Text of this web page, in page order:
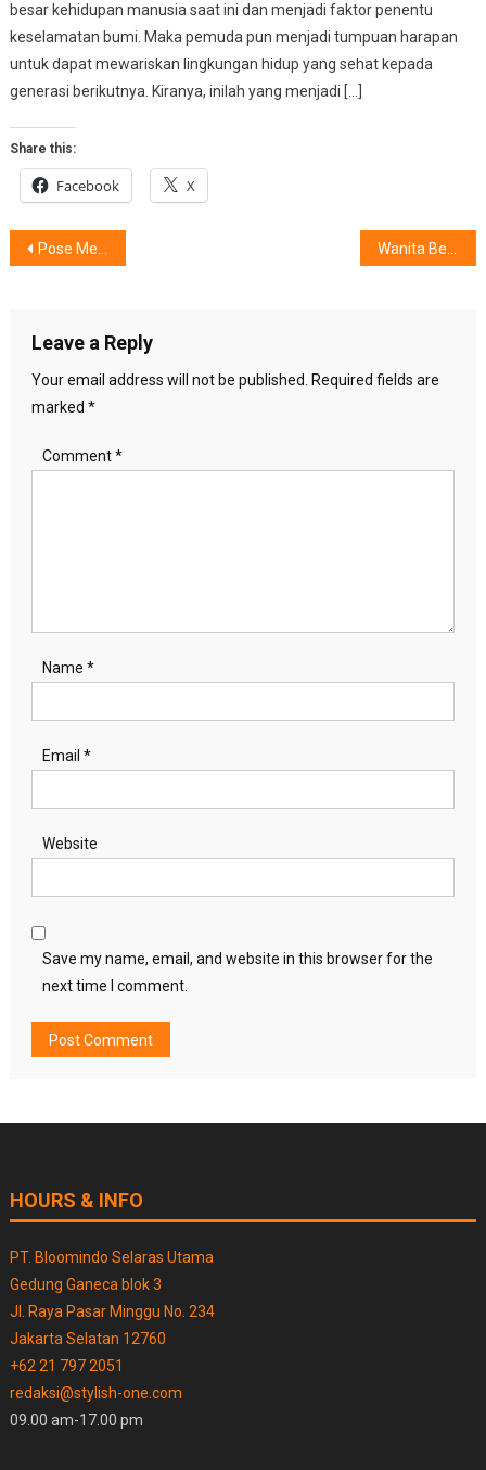
besar kehidupan manusia saat ini dan menjadi faktor penentu
keselamatan bumi. Maka pemuda pun menjadi tumpuan harapan
untuk dapat mewariskan lingkungan hidup yang sehat kepada
generasi berikutnya. Kiranya, inilah yang menjadi […]
Share this:
Facebook X
Post
Pose Menawan Dan Wajah Glowing, Hanya Bila Dibidik Kamera …….? Wanita Berpeluang Terpapar Varises, Kenapa ?
Leave a Reply
Your email address will not be published. Required fields are
marked *
Comment*
Name *
Email *
Website
Save my name, email, and website in this browser for the
next time I comment.
HOURS & INFO
PT. Bloomindo Selaras Utama
Gedung Ganeca blok 3
Jl. Raya Pasar Minggu No. 234
Jakarta Selatan 12760
+62 21 797 2051
redaksi@stylish-one.com
09.00 am-17.00 pm